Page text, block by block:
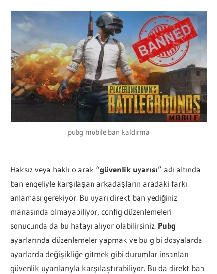
pubg mobile ban kaldırma
Haksız veya haklı olarak “güvenlik uyarısı” adı altında
ban engeliyle karşılaşan arkadaşların aradaki farkı
anlaması gerekiyor. Bu uyarı direkt ban yediğiniz
manasında olmayabiliyor, config düzenlemeleri
sonucunda da bu hatayı alıyor olabilirsiniz. Pubg
ayarlarında düzenlemeler yapmak ve bu gibi dosyalarda
ayarlarda değişikliğe gitmek gibi durumlar insanları
güvenlik uyarılarıyla karşılaştırabiliyor. Bu da direkt ban